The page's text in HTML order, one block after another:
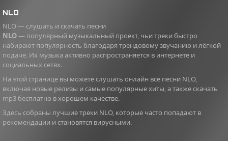
NLO
NLO — слушать и скачать песни
NLO— популярный музыкальный проект, чьи треки быстро
набирают популярность благодаря трендовому звучанию и лёгкой
подаче. Их музыка активно распространяется в интернете и
социальных сетях.
На этой странице вы можете слушать онлайн все песни NLO,
включая новые релизы и самые популярные хиты, а также скачать
mp3 бесплатно в хорошем качестве.
Здесь собраны лучшие треки NLO, которые часто попадают в
рекомендации и становятся вирусными.